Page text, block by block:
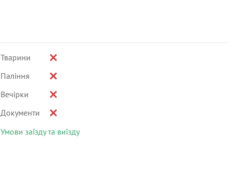
Тварини
Паління
Вечірки
Документи
Умови заїзду та виїзду